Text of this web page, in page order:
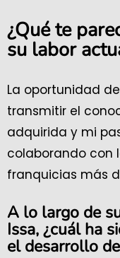
¿Qué te
su labor
La oportunidad
transmitir el
adquirida y mi
colaborando con
franquicias más
A lo largo de
Issa, ¿cuál ha
el desarrollo